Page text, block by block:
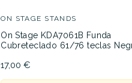
ON STAGE STANDS
On Stage KDA7061B Funda
Cubreteclado 61/76 teclas
17,00 €